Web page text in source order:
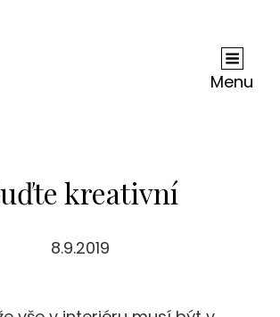
Menu
kreativní
8.9.2019